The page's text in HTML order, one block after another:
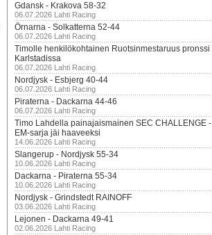
Gdansk - Krakova 58-32
06.07.2026 Lahti Racing
Örnarna - Solkatterna 52-44
06.07.2026 Lahti Racing
Timolle henkilökohtainen Ruotsinmestaruus pronssi
Karlstadissa
06.07.2026 Lahti Racing
Nordjysk - Esbjerg 40-44
06.07.2026 Lahti Racing
Piraterna - Dackarna 44-46
06.07.2026 Lahti Racing
Timo Lahdella painajaismainen SEC CHALLENGE -
EM-sarja jäi haaveeksi
14.06.2026 Lahti Racing
Slangerup - Nordjysk 55-34
10.06.2026 Lahti Racing
Dackarna - Piraterna 55-34
10.06.2026 Lahti Racing
Nordjysk - Grindstedt RAINOFF
03.06.2026 Lahti Racing
Lejonen - Dackarna 49-41
02.06.2026 Lahti Racing